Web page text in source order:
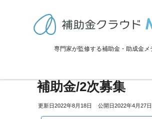
専門家が監修する補助金・助成金メ
>補助金・助成金詳細
一般財団法人さっ
補助金/2次募集
2022年8月18日 2022年4月27日